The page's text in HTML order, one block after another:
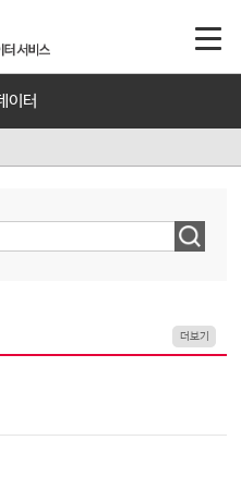
이터
더보기